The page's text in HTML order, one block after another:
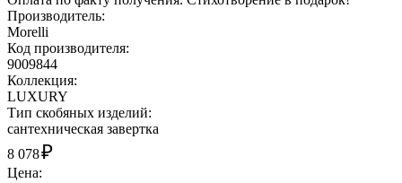
Производитель:
Morelli
Код производителя:
9009844
Коллекция:
LUXURY
Тип скобяных изделий:
сантехническая завертка
8 078₽
Цена: